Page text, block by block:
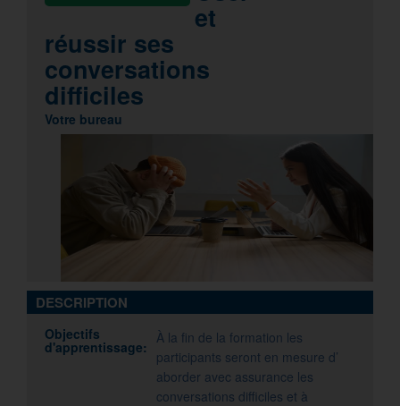
et
réussir ses
conversations
difficiles
Votre bureau
DESCRIPTION
Objectifs
d'apprentissage:
À la fin de la formation les
participants seront en mesure d’
aborder avec assurance les
conversations difficiles et à